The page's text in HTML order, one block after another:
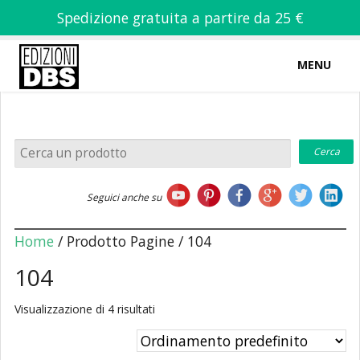
Spedizione gratuita a partire da 25 €
MENU
Home
Chi siamo
Libri
Seguici anche su
Home/ Prodotto Pagine / 104
104
Visualizzazione di 4 risultati